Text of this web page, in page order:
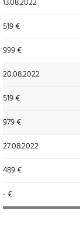
13.08.2022
519 €
999 €
20.08.2022
519 €
979 €
27.08.2022
489 €
- €